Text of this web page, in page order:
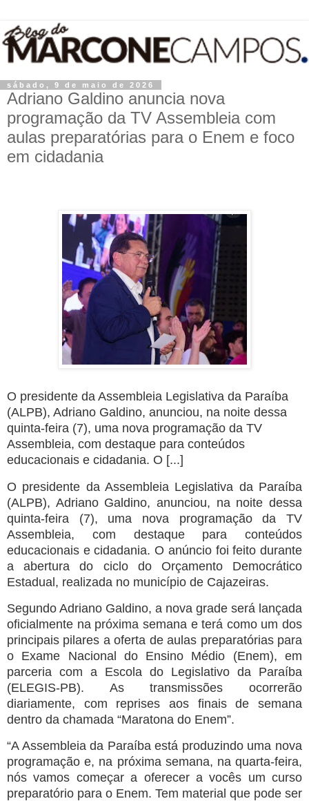
sábado, 9 de maio de 2026
Adriano Galdino anuncia nova
programação da TV Assembleia com
aulas preparatórias para o Enem e foco
em cidadania
O presidente da Assembleia Legislativa da Paraíba
(ALPB), Adriano Galdino, anunciou, na noite dessa
quinta-feira (7), uma nova programação da TV
Assembleia, com destaque para conteúdos
educacionais e cidadania. O [...]
O presidente da Assembleia Legislativa da Paraíba
(ALPB), Adriano Galdino, anunciou, na noite dessa
quinta-feira (7), uma nova programação da TV
Assembleia, com destaque para conteúdos
educacionais e cidadania. O anúncio foi feito durante
a abertura do ciclo do Orçamento Democrático
Estadual, realizada no município de Cajazeiras.
Segundo Adriano Galdino, a nova grade será lançada
oficialmente na próxima semana e terá como um dos
principais pilares a oferta de aulas preparatórias para
o Exame Nacional do Ensino Médio (Enem), em
parceria com a Escola do Legislativo da Paraíba
(ELEGIS-PB). As transmissões ocorrerão
diariamente, com reprises aos finais de semana
dentro da chamada “Maratona do Enem”.
“A Assembleia da Paraíba está produzindo uma nova
programação e, na próxima semana, na quarta-feira,
nós vamos começar a oferecer a vocês um curso
preparatório para o Enem. Tem material que pode ser